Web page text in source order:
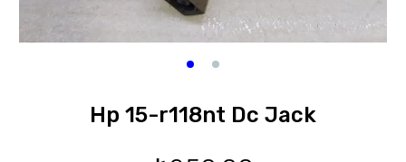
Hp 15-r118nt Dc Jack